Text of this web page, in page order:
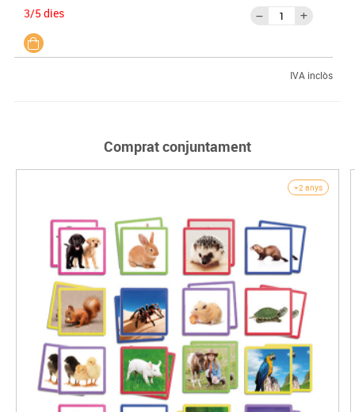
3/5 dies
IVA inclòs
Comprat conjuntament
+2 anys